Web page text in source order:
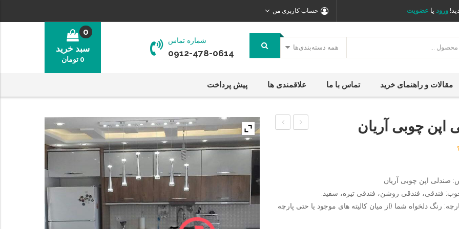
ورود یا عضویت حساب کاربری من
همه دسته‌بندی‌ها
شماره تماس
0912-478-0614 سبد خرید
0
0 تومان
مقالات و راهنمای خرید تماس با ما علاقمندی ها پیش پرداخت
اپن چوبی آریان
صندلی اپن چوبی آریان
فندقی، فندقی روشن، فندقی تیره، سفید.
رنگ دلخواه شما (از میان کالیته های موجود یا حتی پارچه